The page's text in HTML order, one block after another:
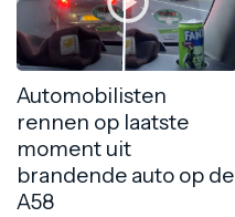
Automobilisten
rennen op laatste
moment uit
brandende auto op de
A58